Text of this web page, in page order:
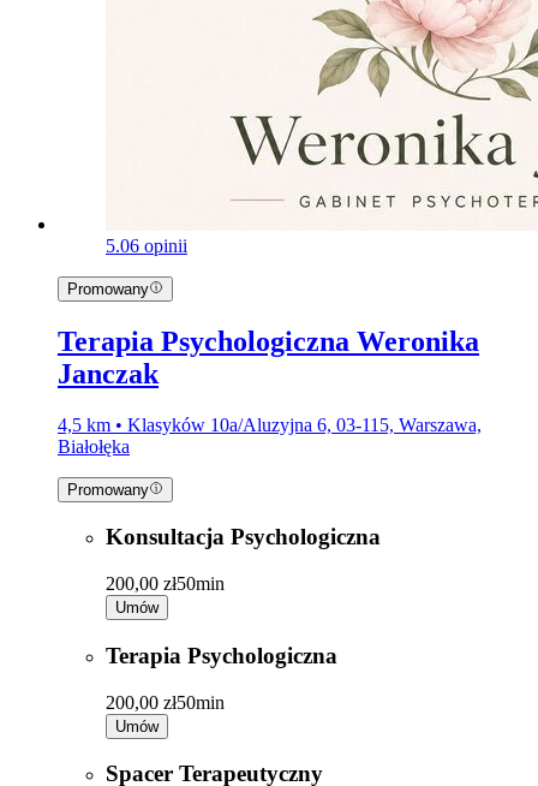
5.06 opinii
Promowany
Terapia Psychologiczna Weronika
Janczak
4,5 km • Klasyków 10a/Aluzyjna 6, 03-115, Warszawa,
Białołęka
Promowany
Konsultacja Psychologiczna
200,00 zł50min
Umów
Terapia Psychologiczna
200,00 zł50min
Umów
Spacer Terapeutyczny